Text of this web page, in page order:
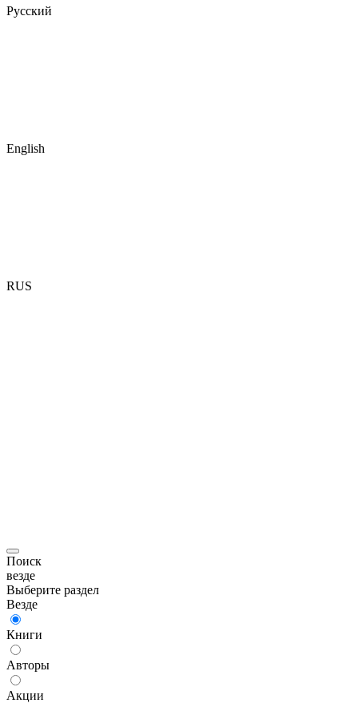
Русский
English
RUS
Поиск
везде
Выберите раздел
Везде
Книги
Авторы
Акции